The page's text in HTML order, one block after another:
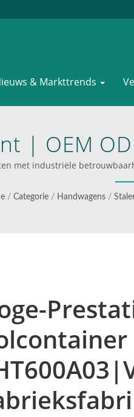
& Markttrends
| OEM
Stalen En
met industriële
/ Categorie / Handwagens /